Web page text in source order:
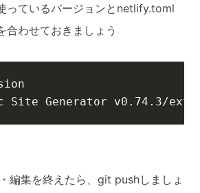
っているバージョンとnetlify.toml
合わせておきましょう
Site Generator v0.74.3/
編集を終えたら、git pushしましょ